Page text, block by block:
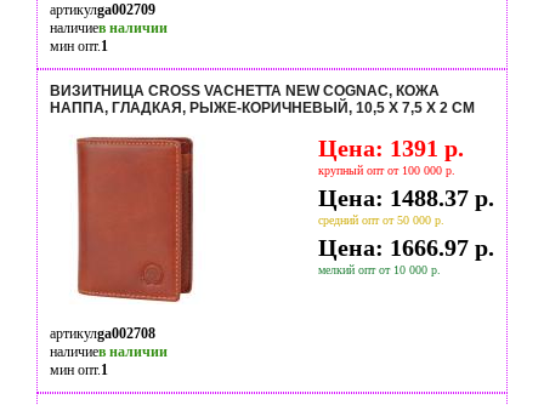
артикулga002709
наличиев наличии
мин опт.1
ВИЗИТНИЦА CROSS VACHETTA NEW COGNAC, КОЖА
НАППА, ГЛАДКАЯ, РЫЖЕ-КОРИЧНЕВЫЙ, 10,5 Х 7,5 Х 2 СМ
Цена: 1391 р.
крупный опт от 100 000 р.
Цена: 1488.37 р.
средний опт от 50 000 р.
Цена: 1666.97 р.
мелкий опт от 10 000 р.
артикулga002708
наличиев наличии
мин опт.1